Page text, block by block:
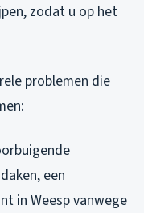
zodat u op het
problemen die
een
in Weesp vanwege